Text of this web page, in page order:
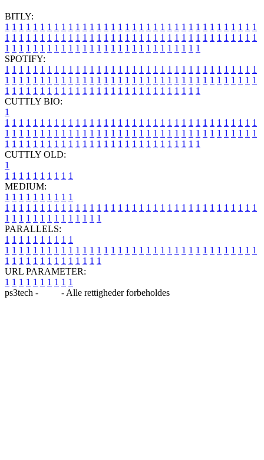
BITLY:
1 1 1 1 1 1 1 1 1 1 1 1 1 1 1 1 1 1 1 1 1 1 1 1 1 1 1 1 1 1 1 1 1 1 1 1
1 1 1 1 1 1 1 1 1 1 1 1 1 1 1 1 1 1 1 1 1 1 1 1 1 1 1 1 1 1 1 1 1 1 1 1
1 1 1 1 1 1 1 1 1 1 1 1 1 1 1 1 1 1 1 1 1 1 1 1 1 1 1 1
SPOTIFY:
1 1 1 1 1 1 1 1 1 1 1 1 1 1 1 1 1 1 1 1 1 1 1 1 1 1 1 1 1 1 1 1 1 1 1 1
1 1 1 1 1 1 1 1 1 1 1 1 1 1 1 1 1 1 1 1 1 1 1 1 1 1 1 1 1 1 1 1 1 1 1 1
1 1 1 1 1 1 1 1 1 1 1 1 1 1 1 1 1 1 1 1 1 1 1 1 1 1 1 1
CUTTLY BIO:
1
1 1 1 1 1 1 1 1 1 1 1 1 1 1 1 1 1 1 1 1 1 1 1 1 1 1 1 1 1 1 1 1 1 1 1 1
1 1 1 1 1 1 1 1 1 1 1 1 1 1 1 1 1 1 1 1 1 1 1 1 1 1 1 1 1 1 1 1 1 1 1 1
1 1 1 1 1 1 1 1 1 1 1 1 1 1 1 1 1 1 1 1 1 1 1 1 1 1 1 1
CUTTLY OLD:
1
1 1 1 1 1 1 1 1 1 1
MEDIUM:
1 1 1 1 1 1 1 1 1 1
1 1 1 1 1 1 1 1 1 1 1 1 1 1 1 1 1 1 1 1 1 1 1 1 1 1 1 1 1 1 1 1 1 1 1 1
1 1 1 1 1 1 1 1 1 1 1 1 1 1
PARALLELS:
1 1 1 1 1 1 1 1 1 1
1 1 1 1 1 1 1 1 1 1 1 1 1 1 1 1 1 1 1 1 1 1 1 1 1 1 1 1 1 1 1 1 1 1 1 1
1 1 1 1 1 1 1 1 1 1 1 1 1 1
URL PARAMETER:
1 1 1 1 1 1 1 1 1 1
ps3tech -
- Alle rettigheder forbeholdes